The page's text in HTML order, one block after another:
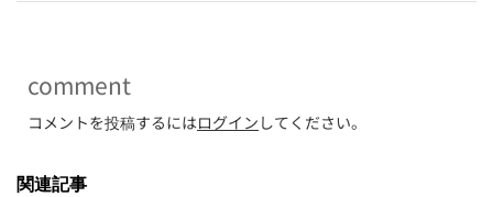
comment
コメントを投稿するにはログイン してください。
関連記事